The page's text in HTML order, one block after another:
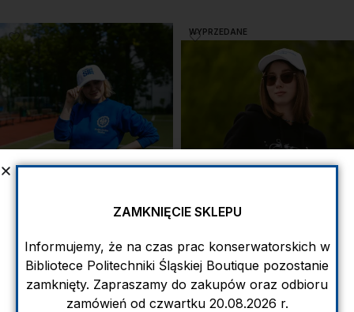
Czapka baseballowa
Odzież, Czapki
90.00zł
DODAJ DO KOSZYKA
WYPRZEDANE
Odzież, Czapki
85.00zł
DOWIEDZ SIĘ WIĘCEJ
ZAMKNIĘCIE SKLEPU
Informujemy, że na czas prac konserwatorskich w
Bibliotece Politechniki Śląskiej Boutique pozostanie
zamknięty. Zapraszamy do zakupów oraz odbioru
zamówień od czwartku 20.08.2026 r.